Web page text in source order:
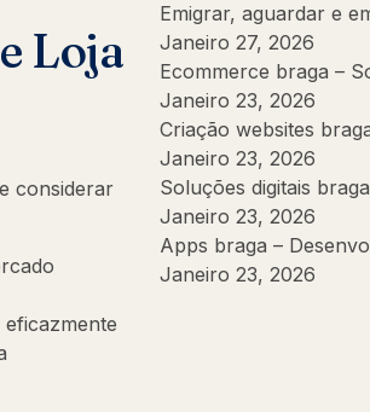
Loja
considerar
Emigrar, aguardar e
Janeiro 27, 2026
Ecommerce braga –
Janeiro 23, 2026
Criação websites
Janeiro 23, 2026
Soluções digitais
Janeiro 23, 2026
Apps braga –
Janeiro 23, 2026